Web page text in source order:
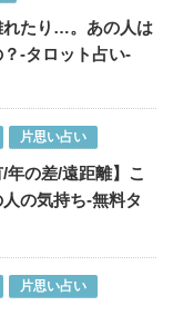
れたり…。あの人は
-タロット占い-
片思い占い
年の差/遠距離】こ
の気持ち-無料タ
片思い占い